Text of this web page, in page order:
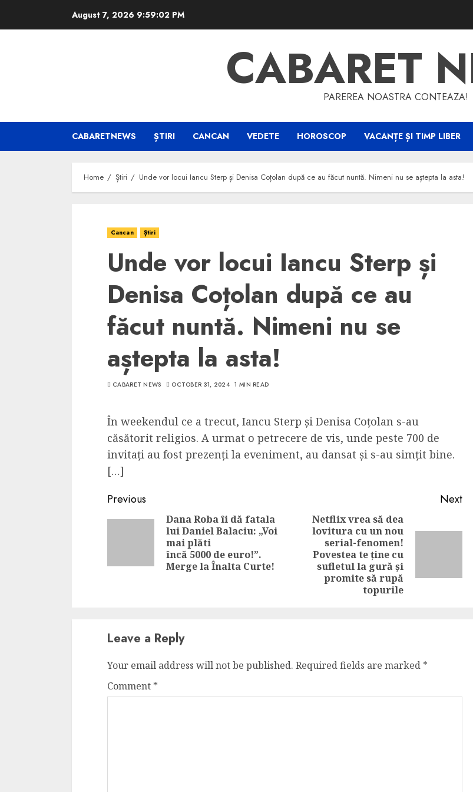
August 7, 2026 9:59:03 PM
CABARET
PAREREA NOASTRA CONTEAZA!
CABARETNEWS ȘTIRI CANCAN VEDETE HOROSCOP VACANȚE ȘI TIMP LIBER
Home Știri Unde vor locui Iancu Sterp și Denisa Coțolan după ce au făcut nuntă. Nimeni nu se aștepta la asta!
Cancan Știri
Unde vor locui Iancu Sterp și
Denisa Coțolan după ce au
făcut nuntă. Nimeni nu se
aștepta la asta!
CABARET NEWS OCTOBER 31, 2024 1 MIN READ
În weekendul ce a trecut, Iancu Sterp și Denisa Coțolan s-au
căsătorit religios. A urmat o petrecere de vis, unde peste 700 de
invitați au fost prezenți la eveniment, au dansat și s-au simțit bine.
[…]
Continue
Reading
Previous
Previous
Dana Roba îi dă fatala
lui Daniel Balaciu: „Voi
mai plăti
încă 5000 de euro!”.
Merge la Înalta Curte!
Next
Netflix vrea să dea
lovitura cu un nou
serial-fenomen!
Povestea te ține cu
sufletul la gură și
promite să rupă
topurile
Leave a Reply
Your email address will not be published. Required fields are marked *
Comment *